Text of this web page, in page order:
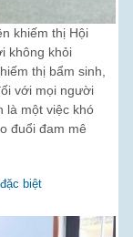
khiếm thị Hội
không khỏi
thị bẩm sinh,
với mọi người
là một việc khó
đuổi đam mê
biệt